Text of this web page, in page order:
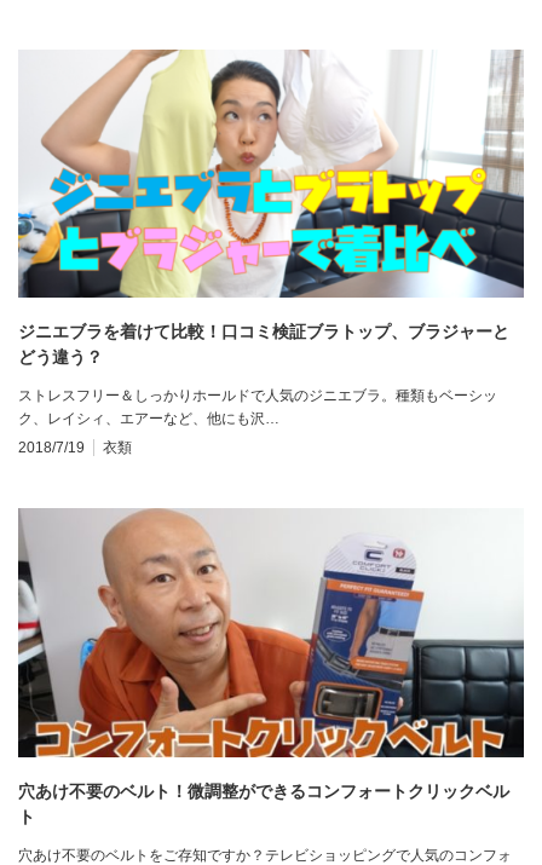
ジニエブラを着けて比較！口コミ検証ブラトップ、ブラジャーと
どう違う？
ストレスフリー＆しっかりホールドで人気のジニエブラ。種類もベーシッ
ク、レイシィ、エアーなど、他にも沢…
2018/7/19
衣類
穴あけ不要のベルト！微調整ができるコンフォートクリックベル
ト
穴あけ不要のベルトをご存知ですか？テレビショッピングで人気のコンフォ